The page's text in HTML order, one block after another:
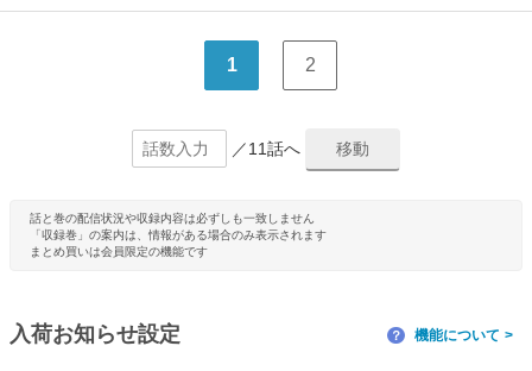
1 2
／11話へ
話と巻の配信状況や収録内容は必ずしも一致しません
「収録巻」の案内は、情報がある場合のみ表示されます
まとめ買いは会員限定の機能です
入荷お知らせ設定 ？ 機能について